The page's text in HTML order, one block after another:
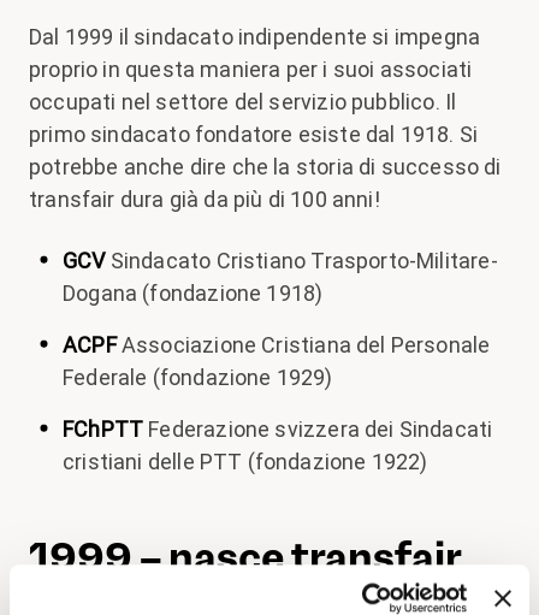
Aderire
Dal 1999 il sindacato indipendente si impegna
proprio in questa maniera per i suoi associati
occupati nel settore del servizio pubblico. Il
primo sindacato fondatore esiste dal 1918. Si
potrebbe anche dire che la storia di successo di
transfair dura già da più di 100 anni!
GCV Sindacato Cristiano Trasporto-Militare-
Dogana (fondazione 1918)
ACPFAssociazione Cristiana del Personale
Federale (fondazione 1929)
FChPTT Federazione svizzera dei Sindacati
cristiani delle PTT (fondazione 1922)
1999 – nasce transfair